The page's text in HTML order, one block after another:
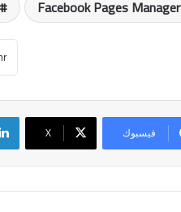
Facebook Pages Manager
فيسبوك ‫X